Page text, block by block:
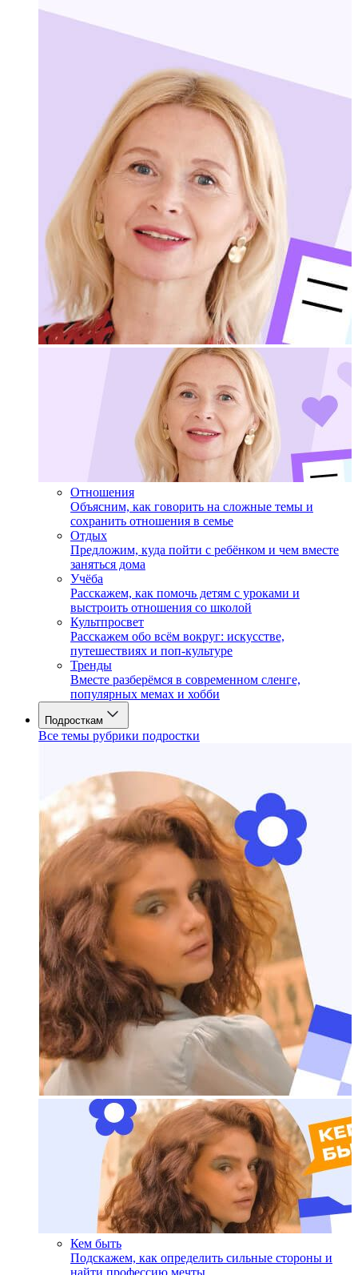
Отношения
Объясним, как говорить на сложные темы и
сохранить отношения в семье
Отдых
Предложим, куда пойти с ребёнком и чем вместе
заняться дома
Учёба
Расскажем, как помочь детям с уроками и
выстроить отношения со школой
Культпросвет
Расскажем обо всём вокруг: искусстве,
путешествиях и поп-культуре
Тренды
Вместе разберёмся в современном сленге,
популярных мемах и хобби
Подросткам
Все темы рубрики подростки
Кем быть
Подскажем, как определить сильные стороны и
найти профессию мечты